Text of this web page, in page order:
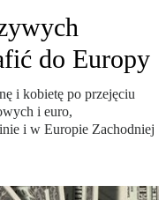
do Europy
i kobietę po przejęciu
i euro,
i w Europie Zachodniej